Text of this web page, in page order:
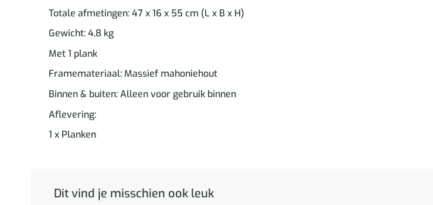
Totale afmetingen: 47 x 16 x 55 cm (L x B x H)
Gewicht: 4,8 kg
Met 1 plank
Framemateriaal: Massief mahoniehout
Binnen & buiten: Alleen voor gebruik binnen
Aflevering:
1 x Planken
Dit vind je misschien ook leuk